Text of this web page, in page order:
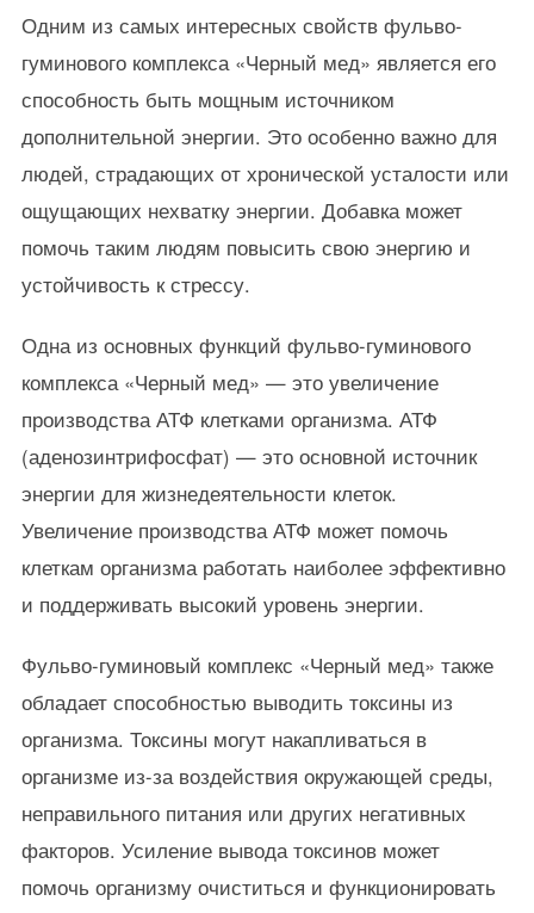
Одним из самых интересных свойств фульво-
гуминового комплекса «Черный мед» является его
способность быть мощным источником
дополнительной энергии. Это особенно важно для
людей, страдающих от хронической усталости или
ощущающих нехватку энергии. Добавка может
помочь таким людям повысить свою энергию и
устойчивость к стрессу.
Одна из основных функций фульво-гуминового
комплекса «Черный мед» — это увеличение
производства АТФ клетками организма. АТФ
(аденозинтрифосфат) — это основной источник
энергии для жизнедеятельности клеток.
Увеличение производства АТФ может помочь
клеткам организма работать наиболее эффективно
и поддерживать высокий уровень энергии.
Фульво-гуминовый комплекс «Черный мед» также
обладает способностью выводить токсины из
организма. Токсины могут накапливаться в
организме из-за воздействия окружающей среды,
неправильного питания или других негативных
факторов. Усиление вывода токсинов может
помочь организму очиститься и функционировать